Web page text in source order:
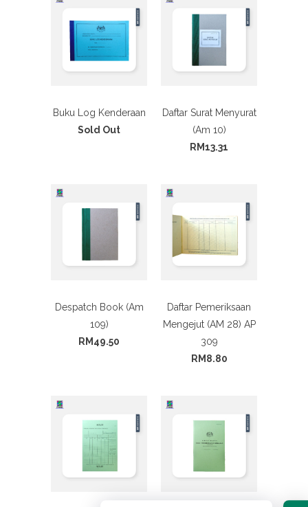
Buku Log Kenderaan
Sold Out
Daftar Surat Menyurat
(Am 10)
RM13.31
Despatch Book (Am
109)
RM49.50
Daftar Pemeriksaan
Mengejut (AM 28) AP
309
RM8.80